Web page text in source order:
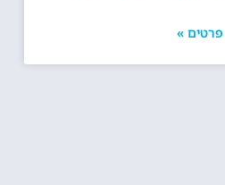
פרטים »